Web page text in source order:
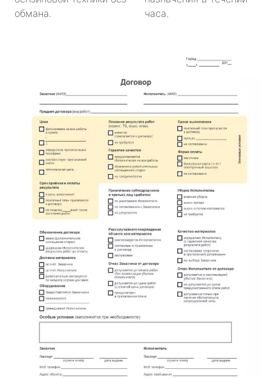
обмана.
часа.